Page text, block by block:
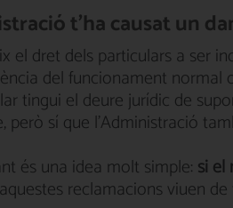
t'ha causat un
el dret dels particulars a ser
del funcionament
tingui el deure jurídic de
però sí que l'Administració
és una idea molt simple: si el
reclamacions viuen